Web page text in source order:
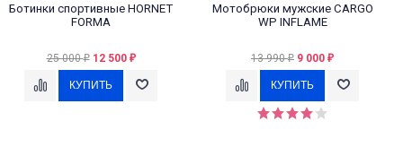
Ботинки спортивные HORNET
FORMA
25 000₽ 12 500 ₽
Мотобрюки мужские CARGO
WP INFLAME
13 990₽ 9 000 ₽